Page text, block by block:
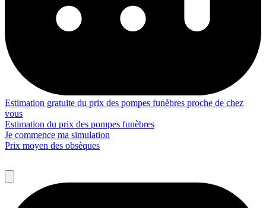
Estimation gratuite du prix des pompes funèbres proche de chez
vous
Estimation du prix des pompes funèbres
Je commence ma simulation
Prix moyen des obsèques